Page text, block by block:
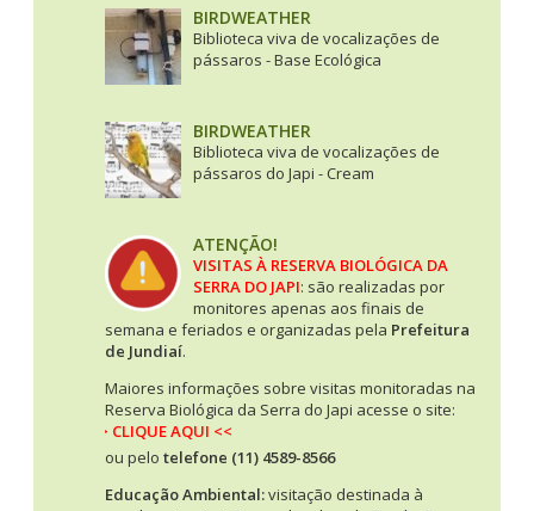
BIRDWEATHER
Biblioteca viva de vocalizações de
pássaros - Base Ecológica
BIRDWEATHER
Biblioteca viva de vocalizações de
pássaros do Japi - Cream
ATENÇÃO!
VISITAS À RESERVA BIOLÓGICA DA
SERRA DO JAPI: são realizadas por
monitores apenas aos finais de
semana e feriados e organizadas pela Prefeitura
de Jundiaí.
Maiores informações sobre visitas monitoradas na
Reserva Biológica da Serra do Japi acesse o site:
>> CLIQUE AQUI <<
ou pelo telefone (11) 4589-8566
Educação Ambiental:visitação destinada à